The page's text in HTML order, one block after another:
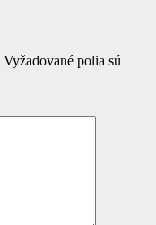
Vyžadované polia sú